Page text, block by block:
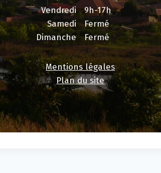
Vendredi
Samedi
Dimanche
9h-17h
Fermé
Fermé
Mentions légales
Plan du site